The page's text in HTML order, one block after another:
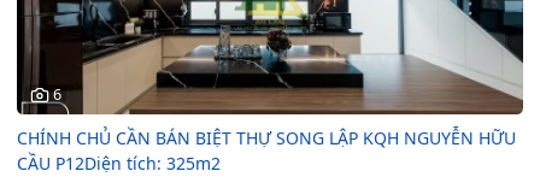
6
CHÍNH CHỦ CẦN BÁN BIỆT THỰ SONG LẬP KQH NGUYỄN HỮU
CẦU P12Diện tích: 325m2